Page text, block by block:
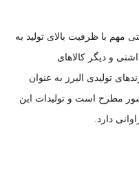
مهم با ظرفیت‌ بالای تولید به
و دیگر کالاهای
تولیدی البرز به عنوان
مطرح است و تولیدات این
دارد.